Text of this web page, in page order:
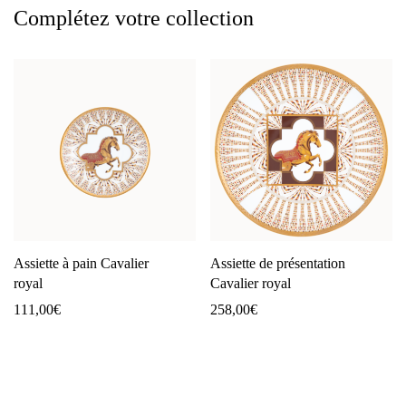
Complétez votre collection
Assiette à pain Cavalier
royal
111,00€
Assiette de présentation
Cavalier royal
258,00€